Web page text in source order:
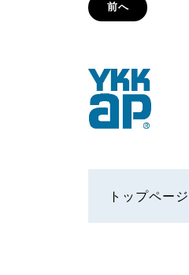
前へ
トップページ